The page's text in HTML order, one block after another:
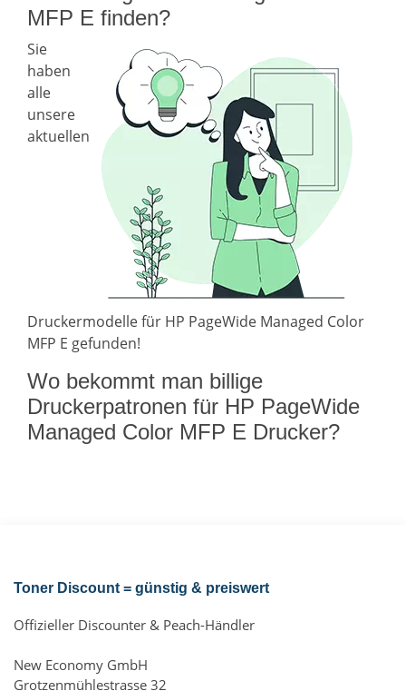
MFP E finden?
Sie
haben
alle
unsere
aktuellen
Druckermodelle für HP PageWide Managed Color
MFP E gefunden!
Wo bekommt man billige
Druckerpatronen für HP PageWide
Managed Color MFP E Drucker?
Toner Discount = günstig & preiswert
Offizieller Discounter & Peach-Händler
New Economy GmbH
Grotzenmühlestrasse 32